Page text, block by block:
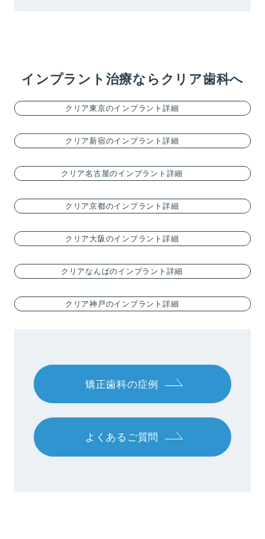
インプラント治療ならクリア歯科へ
クリア東京のインプラント詳細
クリア新宿のインプラント詳細
クリア名古屋のインプラント詳細
クリア京都のインプラント詳細
クリア大阪のインプラント詳細
クリアなんばのインプラント詳細
クリア神戸のインプラント詳細
矯正歯科の症例
よくあるご質問